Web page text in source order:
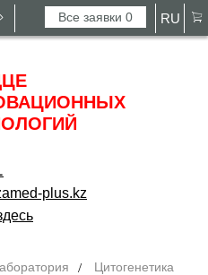
Все заявки0 RU
plus.kz
Цитогенетика